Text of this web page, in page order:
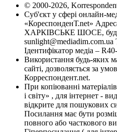
© 2000-2026,
Суб'єкт у сфері онлайн-
«КореспонденТ.net»
ХАРКІВСЬКЕ ШОСЕ,
sunlight@mediadim.com.ua
Ідентифікатор медіа –
Використання будь-яких
сайті, дозволяється за
Корреспондент.net.
При копіюванні
і світу» , для інтернет -
відкрите для пошукових
Посилання має бути
повного або часткового